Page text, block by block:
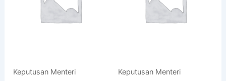
Keputusan Menteri Keputusan Menteri